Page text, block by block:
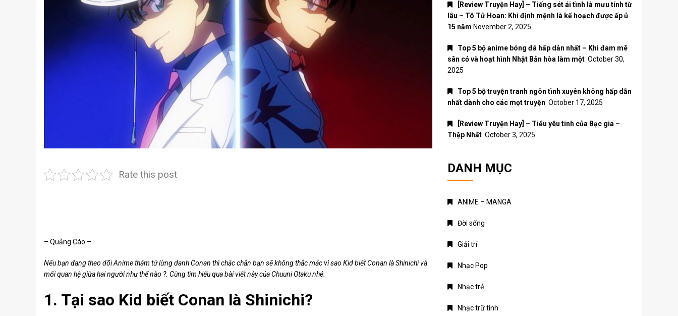
Rate this post
– Quảng Cáo –
Nếu bạn đang theo dõi Anime thám tử lừng danh Conan thì chắc chắn bạn sẽ không thắc mắc vì sao Kid biết Conan là Shinichi và
mối quan hệ giữa hai người như thế nào ?. Cùng tìm hiểu qua bài viết này của Chuuni Otaku nhé.
1. Tại sao Kid biết Conan là Shinichi?
[Review Truyện Hay] – Tiếng sét ái tình là mưu tính từ
lâu – Tô Tử Hoan: Khi định mệnh là kế hoạch được ấp ủ
15 năm November 2, 2025
Top 5 bộ anime bóng đá hấp dẫn nhất – Khi đam mê
sân cỏ và hoạt hình Nhật Bản hòa làm một October 30,
2025
Top 5 bộ truyện tranh ngôn tình xuyên không hấp dẫn
nhất dành cho các mọt truyện October 17, 2025
[Review Truyện Hay] – Tiểu yêu tinh của Bạc gia –
Thập Nhất October 3, 2025
DANH MỤC
ANIME – MANGA
Đời sống
Giải trí
Nhạc Pop
Nhạc trẻ
Nhạc trữ tình